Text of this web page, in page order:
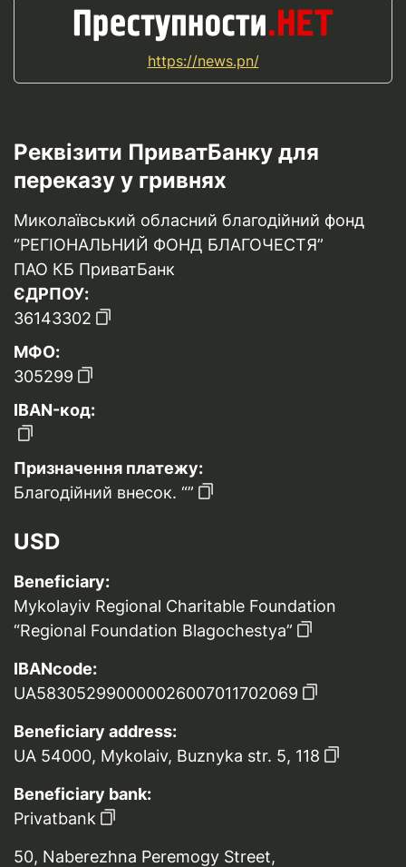
https://news.pn/
Реквізити ПриватБанку для
переказу у гривнях
Миколаївський обласний благодійний фонд
“РЕГІОНАЛЬНИЙ ФОНД БЛАГОЧЕСТЯ”
ПАО КБ ПриватБанк
ЄДРПОУ:
36143302
МФО:
305299
IBAN-код:
Призначення платежу:
Благодійний внесок. “”
USD
Beneficiary:
Mykolayiv Regional Charitable Foundation
“Regional Foundation Blagochestya”
IBANcode:
UA583052990000026007011702069
Beneficiary address:
UA 54000, Mykolaiv, Buznyka str. 5, 118
Beneficiary bank:
Privatbank
50, Naberezhna Peremogy Street,